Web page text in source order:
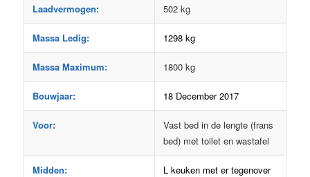
Laadvermogen: 502 kg
Massa Ledig: 1298 kg
Massa Maximum: 1800 kg
Bouwjaar: 18 December 2017
Voor:
Vast bed in de lengte (frans
bed) met toilet en wastafel
Midden:
L keuken met er tegenover